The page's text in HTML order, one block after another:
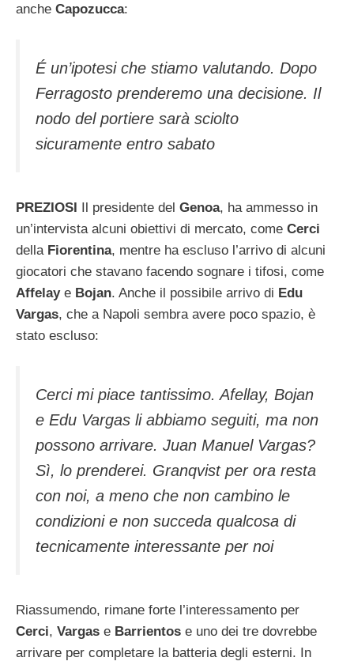
anche Capozucca:
É un’ipotesi che stiamo valutando. Dopo
Ferragosto prenderemo una decisione. Il
nodo del portiere sarà sciolto
sicuramente entro sabato
PREZIOSI Il presidente del Genoa, ha ammesso in
un’intervista alcuni obiettivi di mercato, come Cerci
della Fiorentina, mentre ha escluso l’arrivo di alcuni
giocatori che stavano facendo sognare i tifosi, come
Affelaye Bojan. Anche il possibile arrivo di Edu
Vargas, che a Napoli sembra avere poco spazio, è
stato escluso:
Cerci mi piace tantissimo. Afellay, Bojan
e Edu Vargas li abbiamo seguiti, ma non
possono arrivare. Juan Manuel Vargas?
Sì, lo prenderei. Granqvist per ora resta
con noi, a meno che non cambino le
condizioni e non succeda qualcosa di
tecnicamente interessante per noi
Riassumendo, rimane forte l’interessamento per
Cerci, Vargas e Barrientos e uno dei tre dovrebbe
arrivare per completare la batteria degli esterni. In